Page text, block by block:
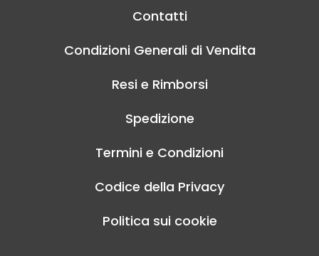
Contatti
Condizioni Generali di Vendita
Resi e Rimborsi
Spedizione
Termini e Condizioni
Codice della Privacy
Politica sui cookie